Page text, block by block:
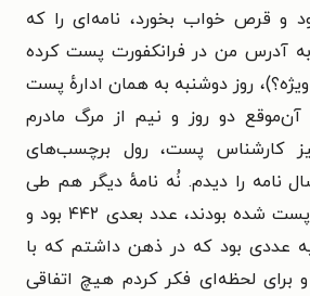
و قرص خواب بخورد، نامه‌ای را که
آدرس من در فرانکفورت پست کرده
روز دوشنبه به همان ادارهٔ پست
آن‌موقع دو روز و نیم از مرگ مادرم
کارشناس پست، رول برچسب‌های
نامه را دیدم. نُه نامهٔ دیگر هم طی
تعطیلات آخر هفته پست شده بودند، عدد بعدی ۴۴۲ بود و
عددی بود که در ذهن داشتم که با
برای لحظه‌ای فکر کردم هیچ اتفاقی